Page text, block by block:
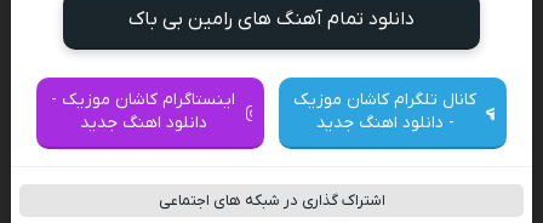
دانلود تمام آهنگ های رامین بی باک
کانال تلگرام کاشان موزیک
- دانلود اهنگ جدید
اینستاگرام کاشان موزیک -
دانلود اهنگ جدید
اشتراک گذاری در شبکه های اجتماعی